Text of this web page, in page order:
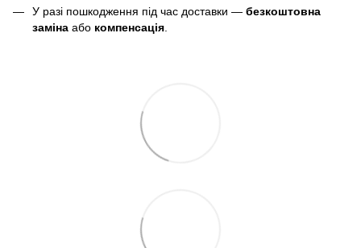
У разі пошкодження під час доставки — безкоштовна
заміна або компенсація